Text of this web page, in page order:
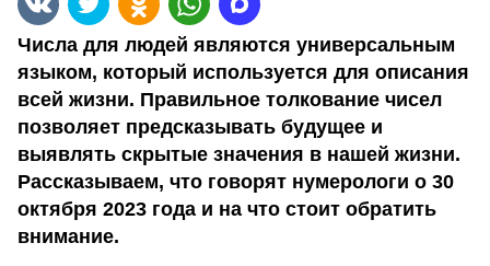
Числа для людей являются универсальным
языком, который используется для описания
всей жизни. Правильное толкование чисел
позволяет предсказывать будущее и
выявлять скрытые значения в нашей жизни.
Рассказываем, что говорят нумерологи о 30
октября 2023 года и на что стоит обратить
внимание.